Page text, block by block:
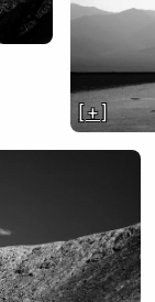
[ + ]